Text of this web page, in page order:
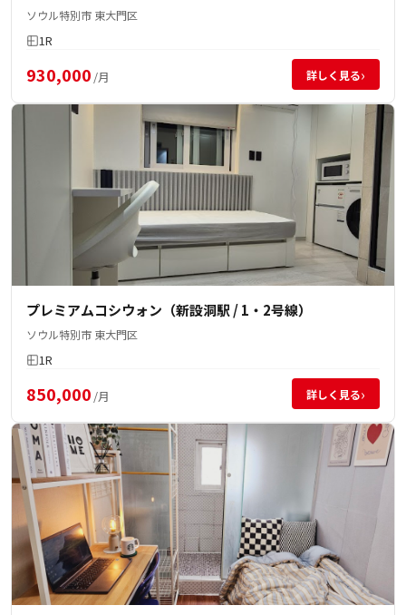
ソウル特別市 東大門区
1R
930,000 /月 詳しく見る›
プレミアムコシウォン（新設洞駅 / 1・2号線）
ソウル特別市 東大門区
1R
850,000 /月 詳しく見る›